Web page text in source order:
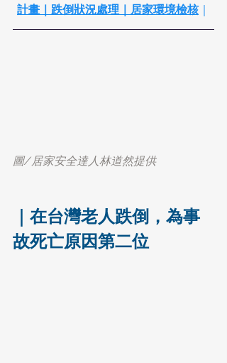
計畫 ｜ 跌倒狀況處理 ｜ 居家環境檢核｜
圖/居家安全達人林道然提供
｜在台灣老人跌倒，為事
故死亡原因第二位